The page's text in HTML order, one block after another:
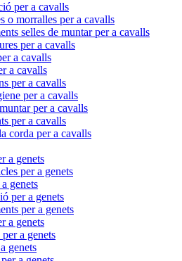
per a cavalls
o morralles per a cavalls
selles de muntar per a cavalls
per a cavalls
a cavalls
a cavalls
per a cavalls
per a cavalls
per a cavalls
per a cavalls
corda per a cavalls
a genets
per a genets
genets
per a genets
per a genets
a genets
a genets
genets